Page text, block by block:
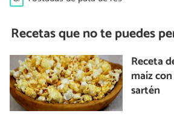
Recetas que no te puedes
Receta
maíz
sartén